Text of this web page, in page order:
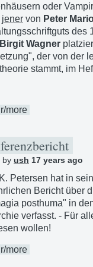
oder
jener von Peter
des
Birgit Wagner
der von der
stammt, im
more
by ush 17 years ago
Petersen hat in
Bericht über
posthuma" in
verfasst. - Für
wollen!
more